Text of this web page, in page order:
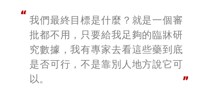
我們最終目標是什麼？就是一個審
批都不用，只要給我足夠的臨牀研
究數據，我有專家去看這些藥到底
是否可行，不是靠別人地方說它可
以。